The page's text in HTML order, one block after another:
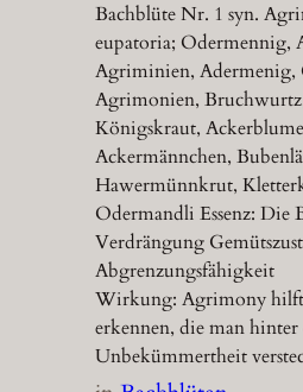
Bachblüte Nr. 1 syn.
eupatoria; Odermennig,
Agriminien, Adermenig,
Agrimonien,
Königskraut,
Ackermännchen,
Hawermünnkrut,
Odermandli Essenz: Die
Verdrängung
Abgrenzungsfähigkeit
Wirkung: Agrimony
erkennen, die man hinter
Unbekümmertheit